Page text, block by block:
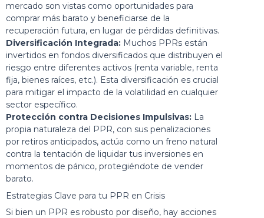
mercado son vistas como oportunidades para
comprar más barato y beneficiarse de la
recuperación futura, en lugar de pérdidas definitivas.
Diversificación Integrada: Muchos PPRs están
invertidos en fondos diversificados que distribuyen el
riesgo entre diferentes activos (renta variable, renta
fija, bienes raíces, etc.). Esta diversificación es crucial
para mitigar el impacto de la volatilidad en cualquier
sector específico.
Protección contra Decisiones Impulsivas: La
propia naturaleza del PPR, con sus penalizaciones
por retiros anticipados, actúa como un freno natural
contra la tentación de liquidar tus inversiones en
momentos de pánico, protegiéndote de vender
barato.
Estrategias Clave para tu PPR en Crisis
Si bien un PPR es robusto por diseño, hay acciones